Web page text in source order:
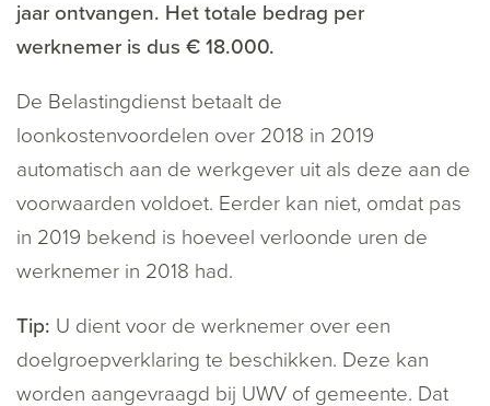
jaar ontvangen. Het totale bedrag per
werknemer is dus € 18.000.
De Belastingdienst betaalt de
loonkostenvoordelen over 2018 in 2019
automatisch aan de werkgever uit als deze aan de
voorwaarden voldoet. Eerder kan niet, omdat pas
in 2019 bekend is hoeveel verloonde uren de
werknemer in 2018 had.
Tip: U dient voor de werknemer over een
doelgroepverklaring te beschikken. Deze kan
worden aangevraagd bij UWV of gemeente. Dat